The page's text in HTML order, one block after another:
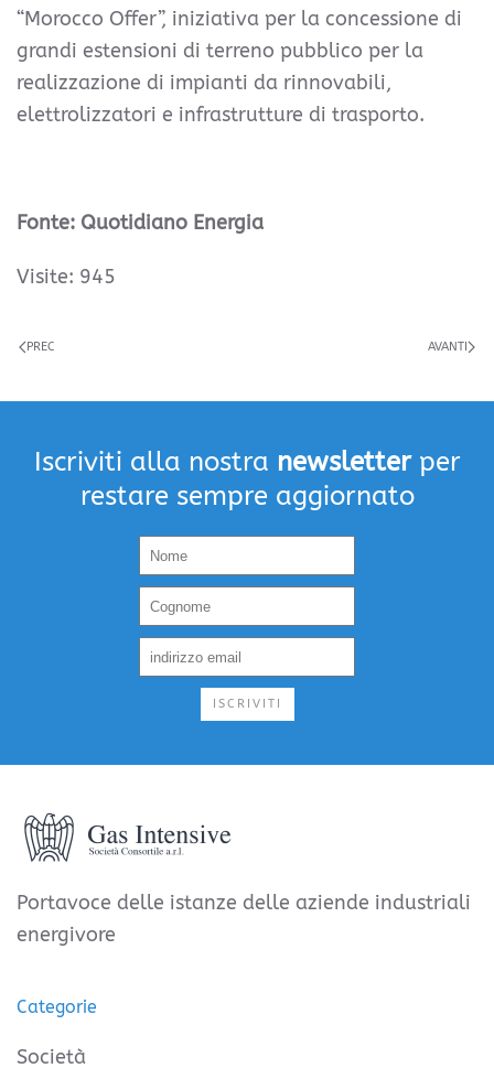
“Morocco Offer”, iniziativa per la concessione di
grandi estensioni di terreno pubblico per la
realizzazione di impianti da rinnovabili,
elettrolizzatori e infrastrutture di trasporto.
Fonte: Quotidiano Energia
Visite: 945
PREC AVANTI
Iscriviti alla nostra newsletterper
restare sempre aggiornato
ISCRIVITI
Portavoce delle istanze delle aziende industriali
energivore
Categorie
Società